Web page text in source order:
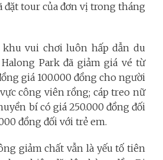
đặt tour của đơn vị trong tháng
vui chơi luôn hấp dẫn du
Park đã giảm giá vé từ
giá 100.000 đồng cho người
công viên rồng; cáp treo nữ
bí có giá 250.000 đồng đối
đồng đối với trẻ em.
giảm chất vẫn là yếu tố tiên